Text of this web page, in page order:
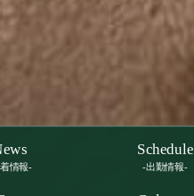
情報-
Schedule
-出勤情報-